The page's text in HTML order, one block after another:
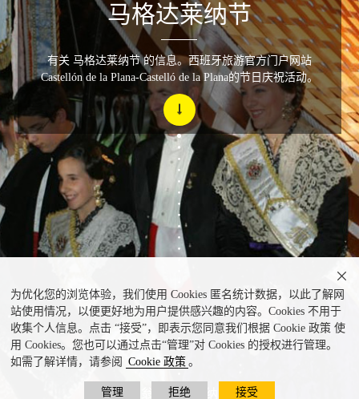
为优化您的浏览体验，我们使用 Cookies 匿名统计数据，以此了解网
站使用情况，以便更好地为用户提供感兴趣的内容。Cookies 不用于
收集个人信息。点击 “接受”，即表示您同意我们根据 Cookie 政策 使
用 Cookies。您也可以通过点击“管理”对 Cookies 的授权进行管理。
如需了解详情，请参阅
Cookie 政策 。
管理 拒绝 接受

卡斯蒂利翁德拉普拉纳的糕点节
马格达莱纳节
有关 马格达莱纳节 的信息。西班牙旅游官方门户网站
Castellón de la Plana-Castelló de la Plana的节日庆祝活动。